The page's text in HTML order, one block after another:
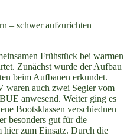
– schwer aufzurichten
Frühstück bei warmen
Zunächst wurde der Aufbau
beim Aufbauen erkundet.
waren auch zwei Segler vom
anwesend. Weiter ging es
Bootsklassen verschiednen
besonders gut für die
hier zum Einsatz. Durch die